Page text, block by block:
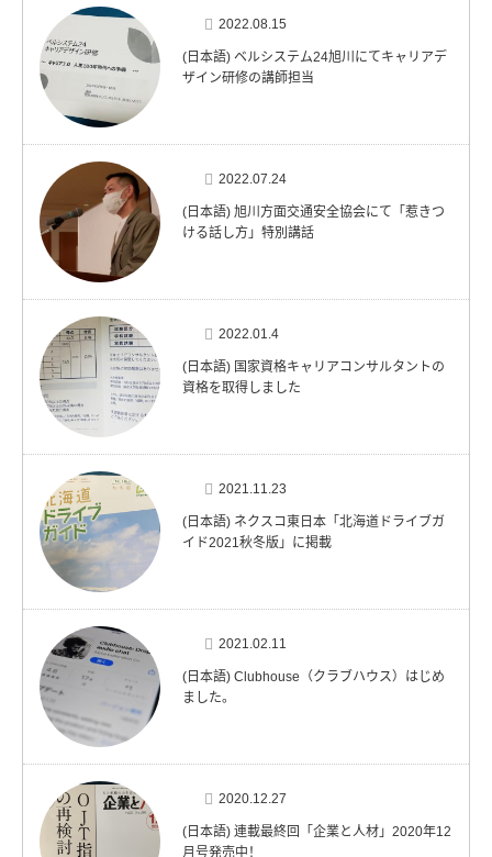
2022.08.15
(日本語) ベルシステム24旭川にてキャリアデ
ザイン研修の講師担当
2022.07.24
(日本語) 旭川方面交通安全協会にて「惹きつ
ける話し方」特別講話
2022.01.4
(日本語) 国家資格キャリアコンサルタントの
資格を取得しました
2021.11.23
(日本語) ネクスコ東日本「北海道ドライブガ
イド2021秋冬版」に掲載
2021.02.11
(日本語) Clubhouse（クラブハウス）はじめ
ました。
2020.12.27
(日本語) 連載最終回「企業と人材」2020年12
月号発売中！